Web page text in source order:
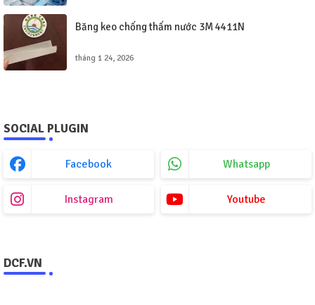
Băng keo chống thấm nước 3M 4411N
tháng 1 24, 2026
SOCIAL PLUGIN
Facebook Whatsapp
Instagram Youtube
DCF.VN